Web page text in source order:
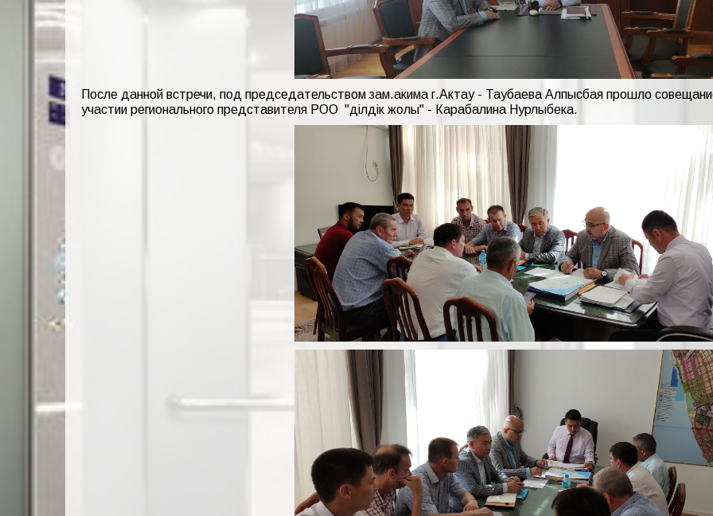
После данной встречи, под председательством зам.акима г.Актау - Таубаева Алпысбая прошло
участии регионального представителя РОО "Әділдік жолы" - Карабалина Нурлыбека.